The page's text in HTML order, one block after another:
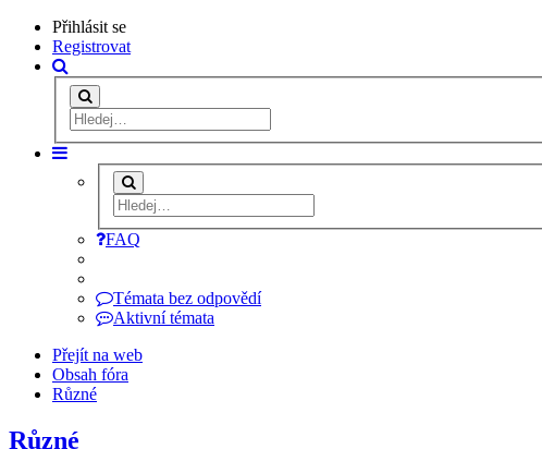
Přihlásit se
Registrovat
FAQ
Témata bez odpovědí
Aktivní témata
Přejít na web
Obsah fóra
Různé
Různé